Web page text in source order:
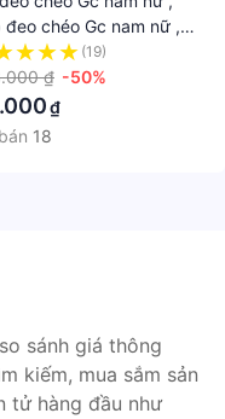
đeo chéo Gc nam nữ ,
hộp giấy thẻ , chất
pu
(19)
₫ -50%
₫
18
sánh giá thông
kiếm, mua sắm sản
tử hàng đầu như